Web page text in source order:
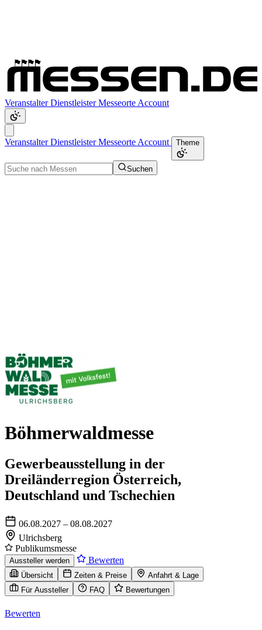
VeranstalterDienstleisterMesseorte Account
VeranstalterDienstleisterMesseorte Account Theme
Suchen
Böhmerwaldmesse
Gewerbeausstellung in der
Dreiländerregion Österreich,
Deutschland und Tschechien
06.08.2027 – 08.08.2027
Ulrichsberg
Publikumsmesse
Aussteller werden Bewerten
Übersicht Zeiten & Preise
Anfahrt & Lage
Für Aussteller
FAQ Bewertungen
Bewerten